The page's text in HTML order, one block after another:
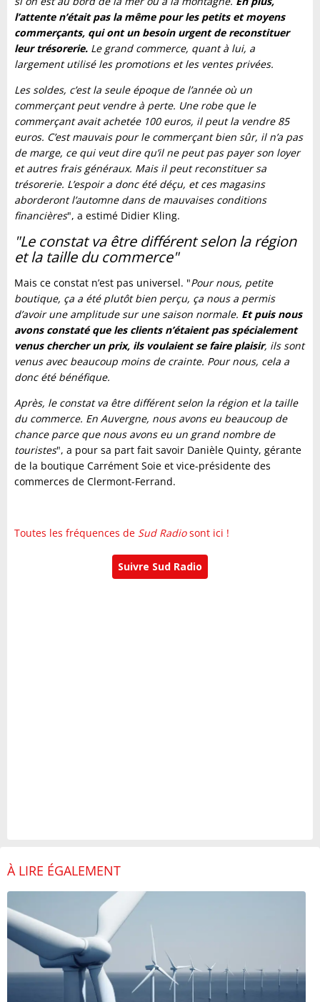
l’attente n’était pas la même pour les petits et moyens
commerçants, qui ont un besoin urgent de reconstituer
leur trésorerie. Le grand commerce, quant à lui, a
largement utilisé les promotions et les ventes privées.
Les soldes, c’est la seule époque de l’année où un
commerçant peut vendre à perte. Une robe que le
commerçant avait achetée 100 euros, il peut la vendre 85
euros. C’est mauvais pour le commerçant bien sûr, il n’a pas
de marge, ce qui veut dire qu’il ne peut pas payer son loyer
et autres frais généraux. Mais il peut reconstituer sa
trésorerie. L’espoir a donc été déçu, et ces magasins
aborderont l’automne dans de mauvaises conditions
financières", a estimé Didier Kling.
"Le constat va être différent selon la région
et la taille du commerce"
Mais ce constat n’est pas universel. "Pour nous, petite
boutique, ça a été plutôt bien perçu, ça nous a permis
d’avoir une amplitude sur une saison normale. Et puis nous
avons constaté que les clients n’étaient pas spécialement
venus chercher un prix, ils voulaient se faire plaisir, ils sont
venus avec beaucoup moins de crainte. Pour nous, cela a
donc été bénéfique.
Après, le constat va être différent selon la région et la taille
du commerce. En Auvergne, nous avons eu beaucoup de
chance parce que nous avons eu un grand nombre de
touristes", a pour sa part fait savoir Danièle Quinty, gérante
de la boutique Carrément Soie et vice-présidente des
commerces de Clermont-Ferrand.
Toutes les fréquences de Sud Radiosont ici !
Suivre Sud Radio
À LIRE ÉGALEMENT